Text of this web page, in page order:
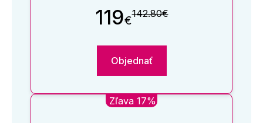
119€142.80€
Objednať
Zľava 17%